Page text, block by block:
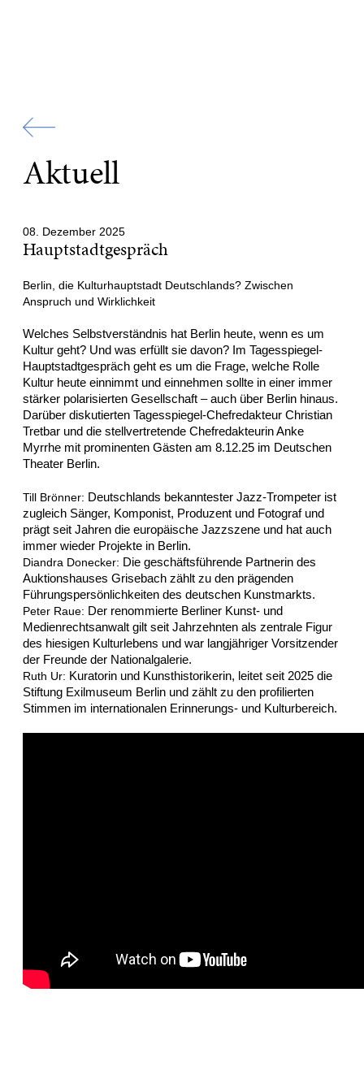
Aktuell
08. Dezember 2025
Hauptstadtgespräch
Berlin, die Kulturhauptstadt Deutschlands? Zwischen
Anspruch und Wirklichkeit
Welches Selbstverständnis hat Berlin heute, wenn es um
Kultur geht? Und was erfüllt sie davon? Im Tagesspiegel-
Hauptstadtgespräch geht es um die Frage, welche Rolle
Kultur heute einnimmt und einnehmen sollte in einer immer
stärker polarisierten Gesellschaft – auch über Berlin hinaus.
Darüber diskutierten Tagesspiegel-Chefredakteur Christian
Tretbar und die stellvertretende Chefredakteurin Anke
Myrrhe mit prominenten Gästen am 8.12.25 im Deutschen
Theater Berlin.
Till Brönner: Deutschlands bekanntester Jazz-Trompeter ist
zugleich Sänger, Komponist, Produzent und Fotograf und
prägt seit Jahren die europäische Jazzszene und hat auch
immer wieder Projekte in Berlin.
Diandra Donecker: Die geschäftsführende Partnerin des
Auktionshauses Grisebach zählt zu den prägenden
Führungspersönlichkeiten des deutschen Kunstmarkts.
Peter Raue: Der renommierte Berliner Kunst- und
Medienrechtsanwalt gilt seit Jahrzehnten als zentrale Figur
des hiesigen Kulturlebens und war langjähriger Vorsitzender
der Freunde der Nationalgalerie.
Ruth Ur: Kuratorin und Kunsthistorikerin, leitet seit 2025 die
Stiftung Exilmuseum Berlin und zählt zu den profilierten
Stimmen im internationalen Erinnerungs- und Kulturbereich.